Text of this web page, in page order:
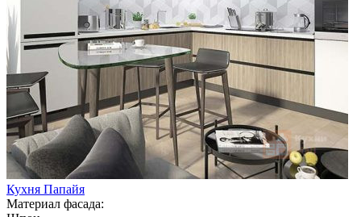
Кухня Папайя
Материал фасада: